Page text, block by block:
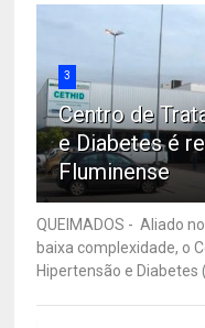
3
Centro de
e Diabetes é
Fluminense
QUEIMADOS - Aliado
baixa complexidade, o
Hipertensão e Diabetes